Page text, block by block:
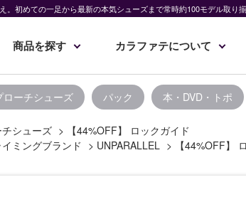
初めての一足から最新の本気シューズまで常時約100モデル取り揃
商品を探す カラファテについて
ローチシューズ パック 本・DVD・トポ
シューズ >
【44%OFF】 ロックガイド
ミングブランド > UNPARALLEL > 【44%OFF】